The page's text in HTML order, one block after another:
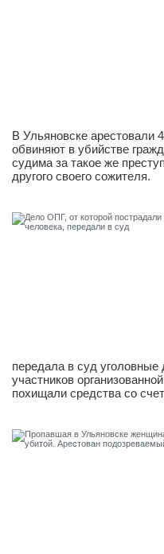
В Ульяновске
обвиняют в убийстве
судима за такое же
другого своего сожителя.
передала в суд
участников
похищали средства со